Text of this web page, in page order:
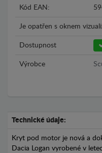
Kód EAN:
Je opatřen s oknem
Dostupnost
Výrobce
Technické údaje:
Kryt pod motor je nová a
Dacia Logan vyrobené v